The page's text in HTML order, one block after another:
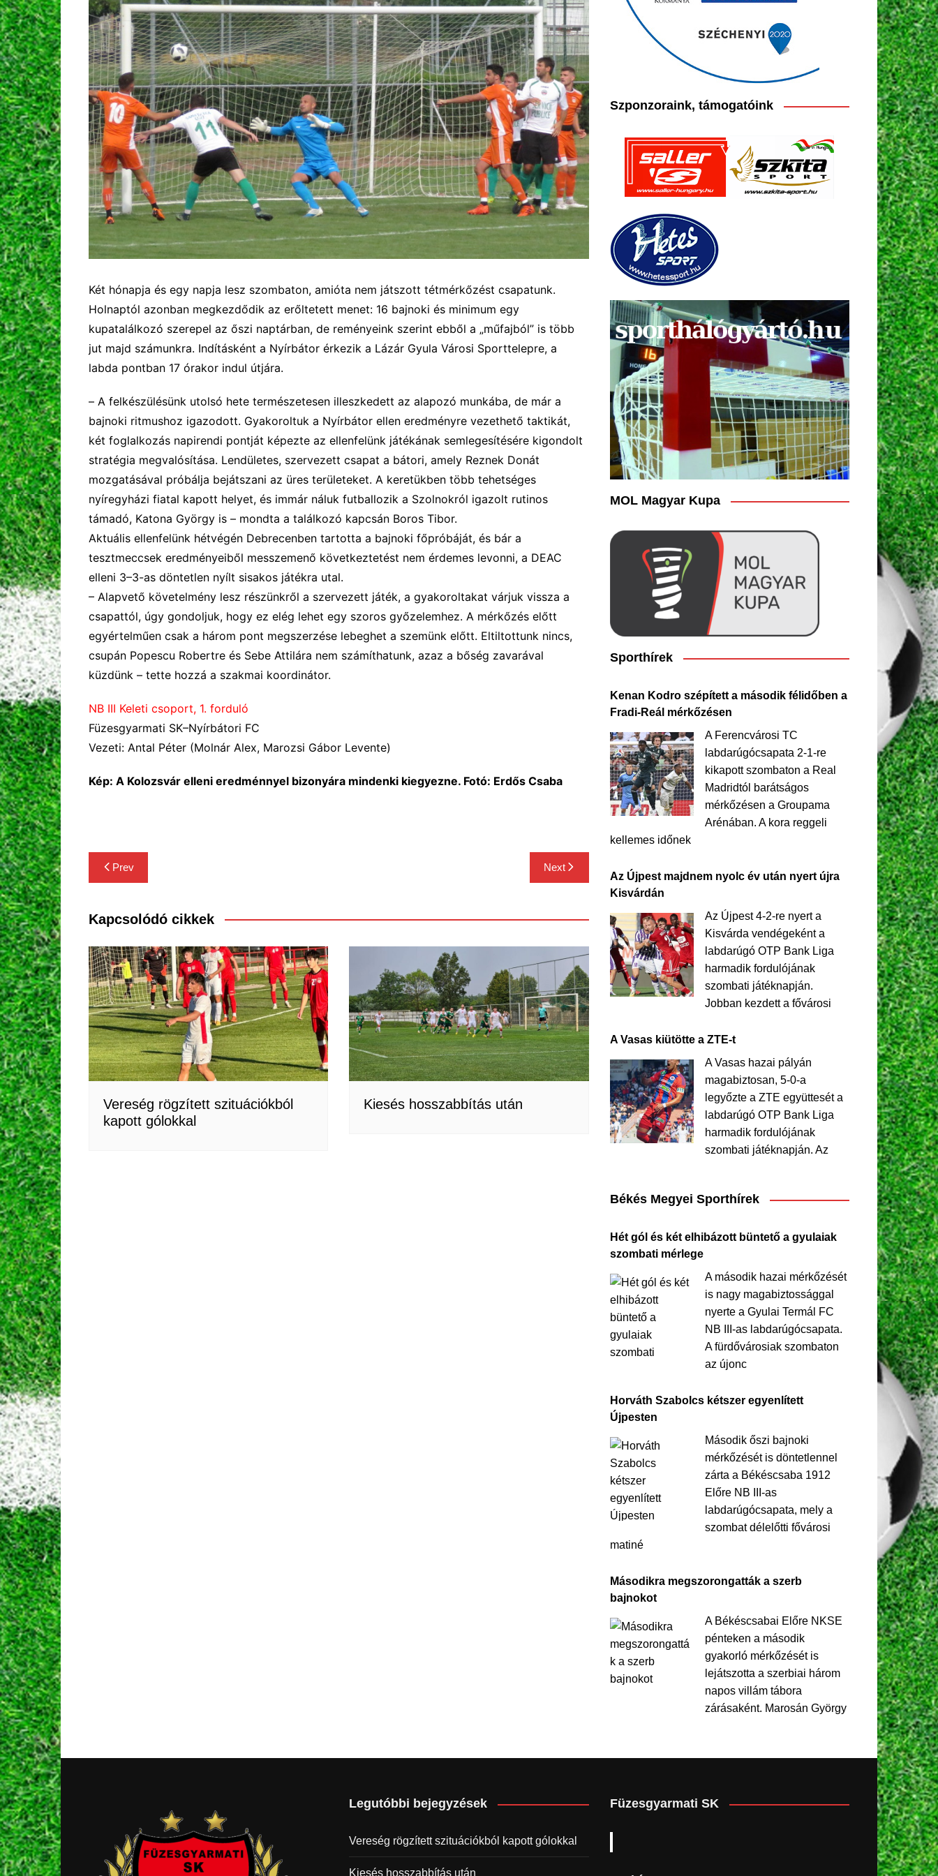
2025
2026
Két hónapja és egy napja lesz szombaton, amióta nem játszott tétmérkőzést csapatunk.
Holnaptól azonban megkezdődik az erőltetett menet: 16 bajnoki és minimum egy
kupatalálkozó szerepel az őszi naptárban, de reményeink szerint ebből a „műfajból” is több
jut majd számunkra. Indításként a Nyírbátor érkezik a Lázár Gyula Városi Sporttelepre, a
labda pontban 17 órakor indul útjára.
– A felkészülésünk utolsó hete természetesen illeszkedett az alapozó munkába, de már a
bajnoki ritmushoz igazodott. Gyakoroltuk a Nyírbátor ellen eredményre vezethető taktikát,
két foglalkozás napirendi pontját képezte az ellenfelünk játékának semlegesítésére kigondolt
stratégia megvalósítása. Lendületes, szervezett csapat a bátori, amely Reznek Donát
mozgatásával próbálja bejátszani az üres területeket. A keretükben több tehetséges
nyíregyházi fiatal kapott helyet, és immár náluk futballozik a Szolnokról igazolt rutinos
támadó, Katona György is – mondta a találkozó kapcsán Boros Tibor.
Aktuális ellenfelünk hétvégén Debrecenben tartotta a bajnoki főpróbáját, és bár a
tesztmeccsek eredményeiből messzemenő következtetést nem érdemes levonni, a DEAC
elleni 3–3-as döntetlen nyílt sisakos játékra utal.
– Alapvető követelmény lesz részünkről a szervezett játék, a gyakoroltakat várjuk vissza a
csapattól, úgy gondoljuk, hogy ez elég lehet egy szoros győzelemhez. A mérkőzés előtt
egyértelműen csak a három pont megszerzése lebeghet a szemünk előtt. Eltiltottunk nincs,
csupán Popescu Robertre és Sebe Attilára nem számíthatunk, azaz a bőség zavarával
küzdünk – tette hozzá a szakmai koordinátor.
NB III Keleti csoport, 1. forduló
Füzesgyarmati SK–Nyírbátori FC
Vezeti: Antal Péter (Molnár Alex, Marozsi Gábor Levente)
Kép: A Kolozsvár elleni eredménnyel bizonyára mindenki kiegyezne. Fotó: Erdős Csaba
Bejegyzés
navigáció
Prev Next
Kapcsolódó cikkek
Vereség rögzített szituációkból
kapott gólokkal
Kiesés hosszabbítás után
Szponzoraink, támogatóink
MOL Magyar Kupa
Sporthírek
Kenan Kodro szépített a második félidőben a
Fradi-Reál mérkőzésen
A Ferencvárosi TC
labdarúgócsapata 2-1-re
kikapott szombaton a Real
Madridtól barátságos
mérkőzésen a Groupama
Arénában. A kora reggeli
kellemes időnek
Az Újpest majdnem nyolc év után nyert újra
Kisvárdán
Az Újpest 4-2-re nyert a
Kisvárda vendégeként a
labdarúgó OTP Bank Liga
harmadik fordulójának
szombati játéknapján.
Jobban kezdett a fővárosi
A Vasas kiütötte a ZTE-t
A Vasas hazai pályán
magabiztosan, 5-0-a
legyőzte a ZTE együttesét a
labdarúgó OTP Bank Liga
harmadik fordulójának
szombati játéknapján. Az
Békés Megyei Sporthírek
Hét gól és két elhibázott büntető a gyulaiak
szombati mérlege
A második hazai mérkőzését
is nagy magabiztossággal
nyerte a Gyulai Termál FC
NB III-as labdarúgócsapata.
A fürdővárosiak szombaton
az újonc
Horváth Szabolcs kétszer egyenlített
Újpesten
Második őszi bajnoki
mérkőzését is döntetlennel
zárta a Békéscsaba 1912
Előre NB III-as
labdarúgócsapata, mely a
szombat délelőtti fővárosi
matiné
Másodikra megszorongatták a szerb
bajnokot
A Békéscsabai Előre NKSE
pénteken a második
gyakorló mérkőzését is
lejátszotta a szerbiai három
napos villám tábora
zárásaként. Marosán György
Legutóbbi bejegyzések
Vereség rögzített szituációkból kapott gólokkal
Kiesés hosszabbítás után
Füzesgyarmati SK